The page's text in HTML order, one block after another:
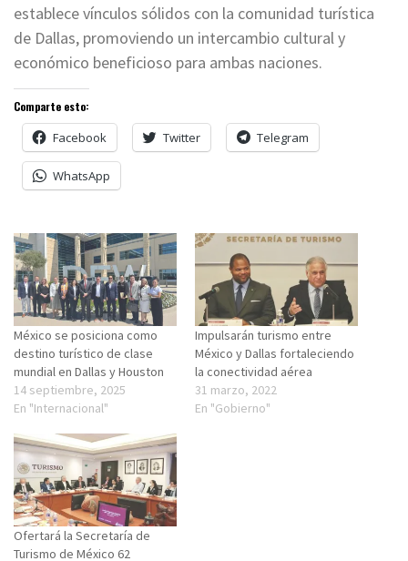
establece vínculos sólidos con la comunidad turística
de Dallas, promoviendo un intercambio cultural y
económico beneficioso para ambas naciones.
Comparte esto:
Facebook Twitter Telegram
WhatsApp
México se posiciona como
destino turístico de clase
mundial en Dallas y Houston
14 septiembre, 2025
En "Internacional"
Impulsarán turismo entre
México y Dallas fortaleciendo
la conectividad aérea
31 marzo, 2022
En "Gobierno"
Ofertará la Secretaría de
Turismo de México 62